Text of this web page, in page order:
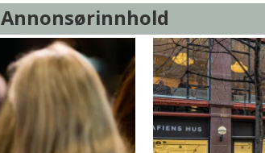
Annonsørinnhold